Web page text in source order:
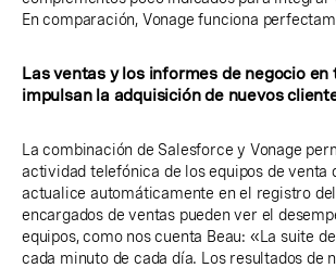
En comparación, Vonage funciona
Las ventas y los informes de negocio en
impulsan la adquisición de nuevos
La combinación de Salesforce y Vonage
actividad telefónica de los equipos de venta
actualice automáticamente en el registro
encargados de ventas pueden ver el
equipos, como nos cuenta Beau: «La suite
cada minuto de cada día. Los resultados de